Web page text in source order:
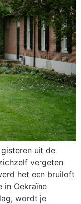
uit de
vergeten
het een bruiloft
in Oekraïne
wordt je